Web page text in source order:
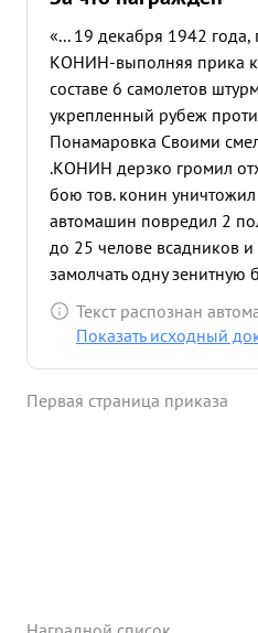
«... 19 декабря 1942 года,
КОНИН-выполняя прика
составе 6 самолетов
укрепленный рубеж
Понамаровка Своими
.КОНИН дерзко громил
бою тов. конин
автомашин повредил 2
до 25 челове всадников и
замолчать одну зенитную
обстреливающие наши
года тов. .КОНИН
4-мя самолетами
года по настоящее
Текст распознан
Показать исходный
Первая страница приказа